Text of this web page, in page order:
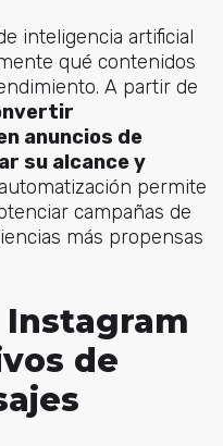
inteligencia artificial
qué contenidos
A partir de
anuncios de
su alcance y
permite
campañas de
más propensas
de